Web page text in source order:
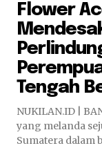
Flower
Tengah
NUKILAN.ID |
yang melanda
Sumatera dalam